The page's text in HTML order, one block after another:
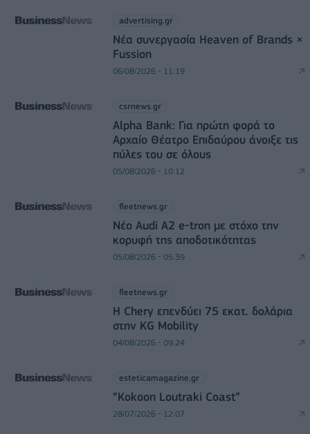
advertising.gr
Νέα συνεργασία Heaven of Brands ×
Fussion
06/08/2026 - 11:19
csrnews.gr
Alpha Bank: Για πρώτη φορά το
Αρχαίο Θέατρο Επιδαύρου άνοιξε τις
πύλες του σε όλους
05/08/2026 - 10:12
fleetnews.gr
Νέο Audi A2 e-tron με στόχο την
κορυφή της αποδοτικότητας
05/08/2026 - 05:39
fleetnews.gr
Η Chery επενδύει 75 εκατ. δολάρια
στην KG Mobility
04/08/2026 - 09:24
esteticamagazine.gr
“Kokoon Loutraki Coast”
28/07/2026 - 12:07